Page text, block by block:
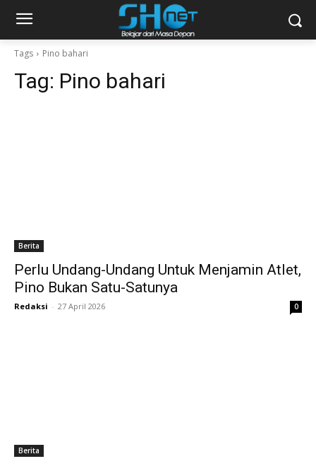
Tags Pino bahari
Tag: Pino bahari
Berita
Perlu Undang-Undang Untuk Menjamin Atlet,
Pino Bukan Satu-Satunya
Redaksi - 27 April 2026 0
Berita